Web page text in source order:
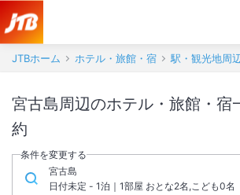
JTBホーム ホテル・旅館・宿 駅・観光地周
宮古島周辺のホテル・旅館・宿
約
条件を変更する
宮古島
日付未定 - 1泊｜1部屋 おとな2名,こども0名